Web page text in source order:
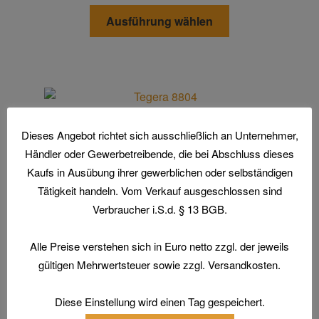
auf
werden
Ausführung wählen
Optionen
können
auf
der
werden
TEGERA® 8804 INFINITY
Ausführung wählen
Dieses
Produkt
weist
auf.
Die
können
auf
Home
Arbeitsschutz
Dieses Angebot richtet sich ausschließlich an Unternehmer,
Händler oder Gewerbetreibende, die bei Abschluss dieses
Kaufs in Ausübung ihrer gewerblichen oder selbständigen
Tätigkeit handeln. Vom Verkauf ausgeschlossen sind
Verbraucher i.S.d. § 13 BGB.
Alle Preise verstehen sich in Euro netto zzgl. der jeweils
gültigen Mehrwertsteuer sowie zzgl. Versandkosten.
Diese Einstellung wird einen Tag gespeichert.